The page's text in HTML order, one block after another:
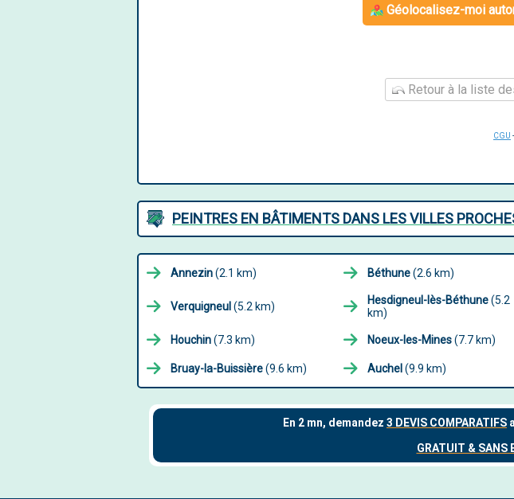
Géolocalisez-moi
Retour à la liste
CGU -
PEINTRES EN BÂTIMENTS DANS LES VILLES
Annezin(2.1 km) Béthune(2.6 km)
Verquigneul (5.2 km) Hesdigneul-lès-Béthune(5.2
km)
Houchin(7.3 km) Noeux-les-Mines(7.7 km)
Bruay-la-Buissière(9.6 km) Auchel (9.9 km)